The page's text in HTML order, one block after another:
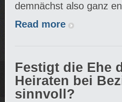
demnächst also ganz
Read more
Festigt die Ehe
Heiraten bei
sinnvoll?